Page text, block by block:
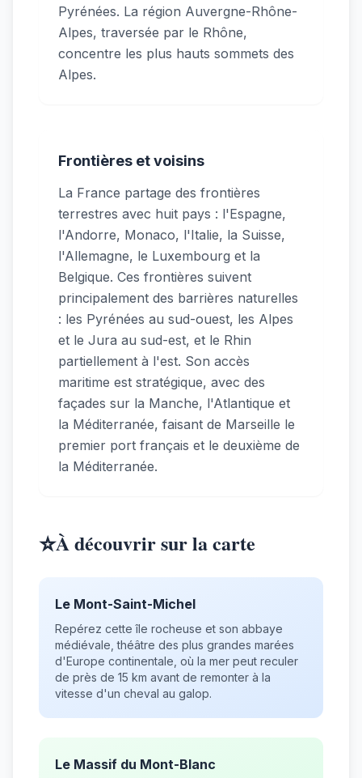
Pyrénées. La région Auvergne-Rhône-
Alpes, traversée par le Rhône,
concentre les plus hauts sommets des
Alpes.
Frontières et voisins
La France partage des frontières
terrestres avec huit pays : l'Espagne,
l'Andorre, Monaco, l'Italie, la Suisse,
l'Allemagne, le Luxembourg et la
Belgique. Ces frontières suivent
principalement des barrières naturelles
: les Pyrénées au sud-ouest, les Alpes
et le Jura au sud-est, et le Rhin
partiellement à l'est. Son accès
maritime est stratégique, avec des
façades sur la Manche, l'Atlantique et
la Méditerranée, faisant de Marseille le
premier port français et le deuxième de
la Méditerranée.
⭐À découvrir sur la carte
Le Mont-Saint-Michel
Repérez cette île rocheuse et son abbaye
médiévale, théâtre des plus grandes marées
d'Europe continentale, où la mer peut reculer
de près de 15 km avant de remonter à la
vitesse d'un cheval au galop.
Le Massif du Mont-Blanc